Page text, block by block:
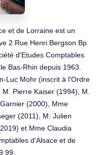
et de Lorraine est un
2 Rue Henri Bergson Bp
d'Etudes Comptables
Bas-Rhin depuis 1963.
Luc Mohr (inscrit à l'Ordre
Pierre Kaiser (1994), M.
(2000), Mme
(2011), M. Julien
et Mme Claudia
d'Alsace et de
99.